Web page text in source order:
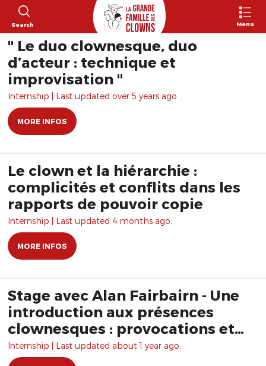
Search Menu
" Le duo clownesque, duo
d’acteur : technique et
improvisation "
Internship | Last updated over 5 years ago.
MORE INFOS
Le clown et la hiérarchie :
complicités et conflits dans les
rapports de pouvoir copie
Internship | Last updated 4 months ago.
MORE INFOS
Stage avec Alan Fairbairn - Une
introduction aux présences
clownesques : provocations et
complicité
Internship | Last updated about 1 year ago.